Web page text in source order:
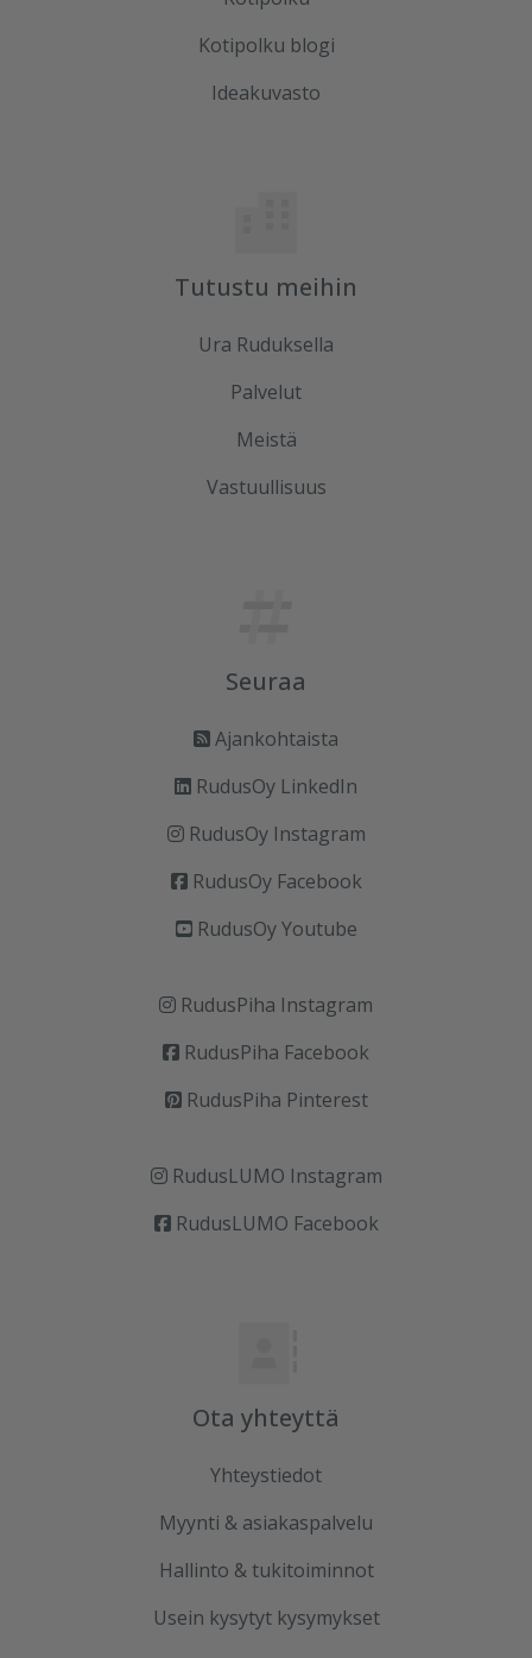
Kotipolku blogi
Ideakuvasto
Tutustu meihin
Ura Ruduksella
Palvelut
Meistä
Vastuullisuus
Seuraa
Ajankohtaista
RudusOy LinkedIn
RudusOy Instagram
RudusOy Facebook
RudusOy Youtube
RudusPiha Instagram
RudusPiha Facebook
RudusPiha Pinterest
RudusLUMO Instagram
RudusLUMO Facebook
Ota yhteyttä
Yhteystiedot
Myynti & asiakaspalvelu
Hallinto & tukitoiminnot
Usein kysytyt kysymykset